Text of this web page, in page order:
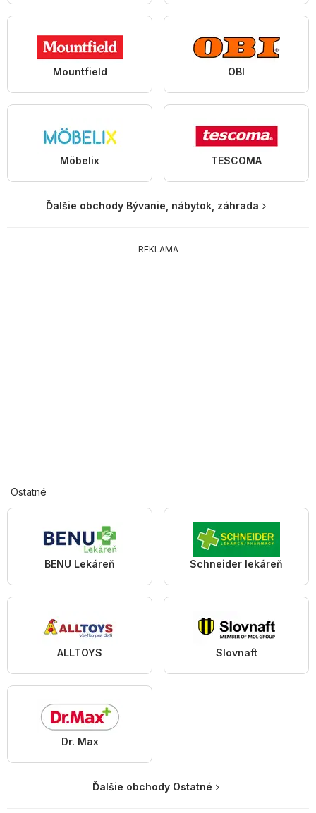
Mountfield OBI
Möbelix TESCOMA
Ďalšie obchody Bývanie, nábytok, záhrada
REKLAMA
Ostatné
BENU Lekáreň Schneider lekáreň
ALLTOYS Slovnaft
Dr. Max
Ďalšie obchody Ostatné